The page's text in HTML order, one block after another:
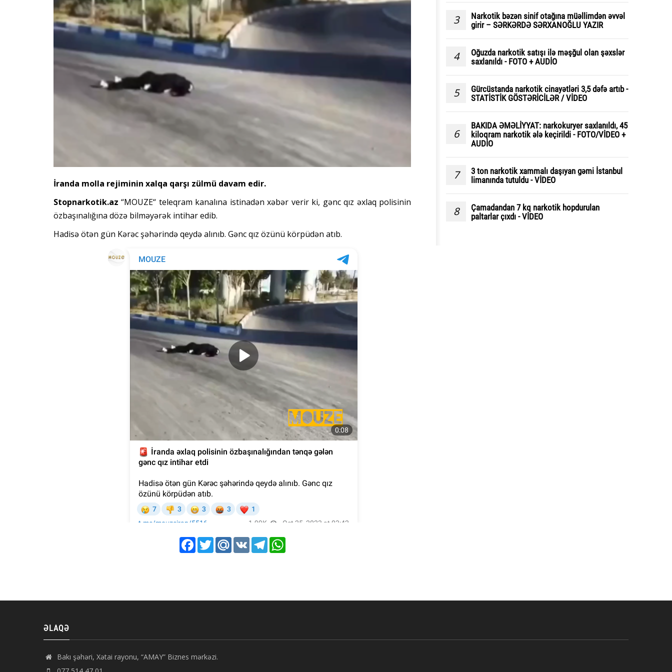
İranda molla rejiminin xalqa qarşı zülmü davam edir.
Stopnarkotik.az“MOUZE“ teleqram kanalına istinadən xəbər verir ki, gənc qız əxlaq polisinin
özbaşınalığına dözə bilməyərək intihar edib.
Hadisə ötən gün Kərəc şəhərində qeydə alınıb. Gənc qız özünü körpüdən atıb.
FacebookTwitterMail.RuVK Telegram
3
Narkotik bəzən sinif otağına müəllimdən əvvəl
girir – SƏRKƏRDƏ SƏRXANOĞLU YAZIR
4
Oğuzda narkotik satışı ilə məşğul olan şəxslər
saxlanıldı - FOTO + AUDİO
5
Gürcüstanda narkotik cinayətləri 3,5 dəfə artıb -
STATİSTİK GÖSTƏRİCİLƏR / VİDEO
6
BAKIDA ƏMƏLİYYAT: narkokuryer saxlanıldı, 45
kiloqram narkotik ələ keçirildi - FOTO/VİDEO +
AUDİO
7
3 ton narkotik xammalı daşıyan gəmi İstanbul
limanında tutuldu - VİDEO
8
Çamadandan 7 kq narkotik hopdurulan
paltarlar çıxdı - VİDEO
ƏLAQƏ
Bakı şəhəri, Xətai rayonu, “AMAY” Biznes mərkəzi.